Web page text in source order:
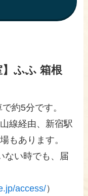
】ふふ 箱根
約5分です。
線経由、新宿駅
もあります。
ない時でも、届
access/）